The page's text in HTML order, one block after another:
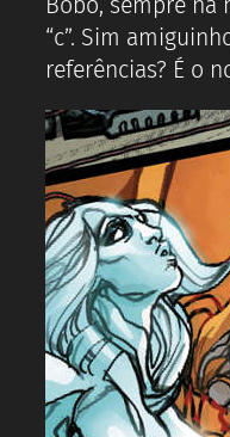
“c”. Sim
referências? É o